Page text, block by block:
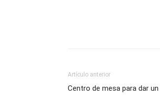
Artículo anterior
Centro de mesa para dar